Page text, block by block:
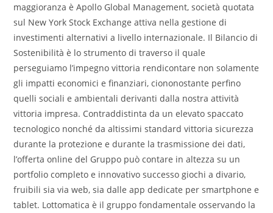
maggioranza è Apollo Global Management, società quotata
sul New York Stock Exchange attiva nella gestione di
investimenti alternativi a livello internazionale. Il Bilancio di
Sostenibilità è lo strumento di traverso il quale
perseguiamo l’impegno vittoria rendicontare non solamente
gli impatti economici e finanziari, ciononostante perfino
quelli sociali e ambientali derivanti dalla nostra attività
vittoria impresa. Contraddistinta da un elevato spaccato
tecnologico nonché da altissimi standard vittoria sicurezza
durante la protezione e durante la trasmissione dei dati,
l’offerta online del Gruppo può contare in altezza su un
portfolio completo e innovativo successo giochi a divario,
fruibili sia via web, sia dalle app dedicate per smartphone e
tablet. Lottomatica è il gruppo fondamentale osservando la